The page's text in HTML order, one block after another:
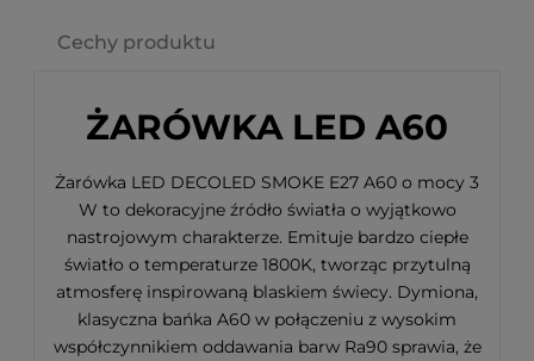
Cechy produktu
ŻARÓWKA LED A60
Żarówka LED DECOLED SMOKE E27 A60 o mocy 3
W to dekoracyjne źródło światła o wyjątkowo
nastrojowym charakterze. Emituje bardzo ciepłe
światło o temperaturze 1800K, tworząc przytulną
atmosferę inspirowaną blaskiem świecy. Dymiona,
klasyczna bańka A60 w połączeniu z wysokim
współczynnikiem oddawania barw Ra90 sprawia, że